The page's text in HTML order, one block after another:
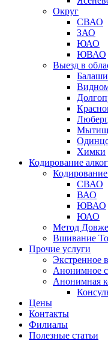
Округ
СВАО
ЗАО
ЮАО
ЮВАО
Выезд в
Химки
Кодирование
СВАО
ВАО
ЮВАО
ЮАО
Метод
Вшивание
Прочие услуги
Экстренное
Анонимное
Анонимная
Цены
Контакты
Филиалы
Полезные статьи